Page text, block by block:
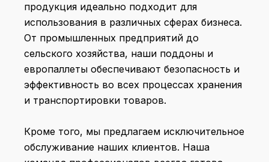
продукция идеально подходит для
использования в различных сферах бизнеса.
От промышленных предприятий до
сельского хозяйства, наши поддоны и
европаллеты обеспечивают безопасность и
эффективность во всех процессах хранения
и транспортировки товаров.
Кроме того, мы предлагаем исключительное
обслуживание наших клиентов. Наша